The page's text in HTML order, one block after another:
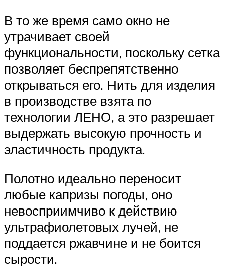
В то же время само окно не
утрачивает своей
функциональности, поскольку сетка
позволяет беспрепятственно
открываться его. Нить для изделия
в производстве взята по
технологии ЛЕНО, а это разрешает
выдержать высокую прочность и
эластичность продукта.
Полотно идеально переносит
любые капризы погоды, оно
невосприимчиво к действию
ультрафиолетовых лучей, не
поддается ржавчине и не боится
сырости.